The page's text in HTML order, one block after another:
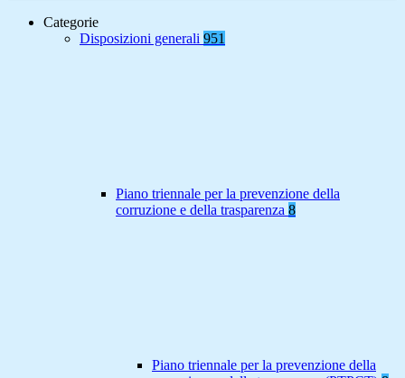
Categorie
Disposizioni generali 951
Piano triennale per la prevenzione della
corruzione e della trasparenza 8
Piano triennale per la prevenzione della